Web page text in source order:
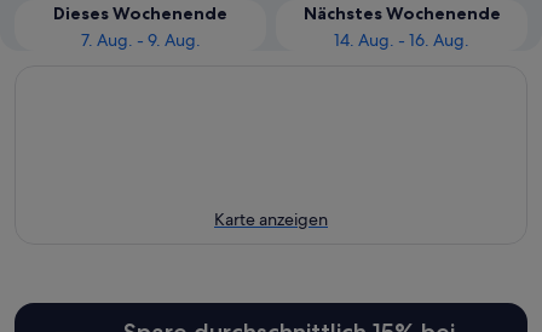
Dieses Wochenende
7. Aug. - 9. Aug.
Nächstes Wochenende
14. Aug. - 16. Aug.
Karte anzeigen